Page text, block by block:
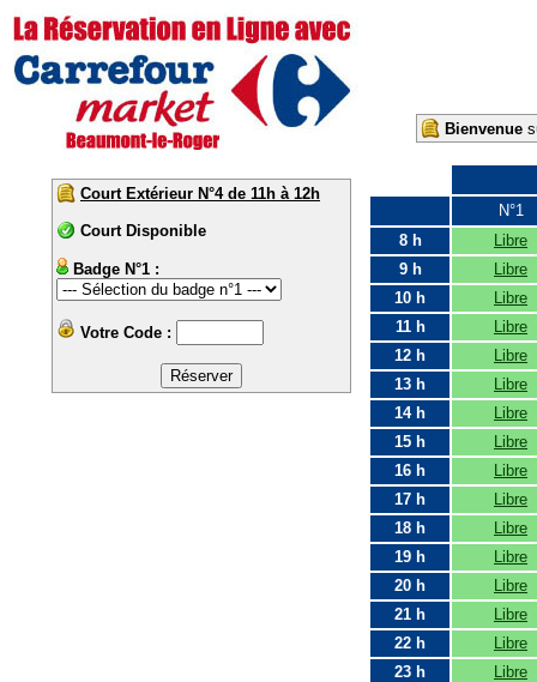
Bienvenue
Court Extérieur N°4 de 11h à 12h
Court Disponible
Badge N°1 :
Votre Code :
N°1
8 h
Libre
9 h
Libre
10 h
Libre
11 h
Libre
12 h
Libre
13 h
Libre
14 h
Libre
15 h
Libre
16 h
Libre
17 h
Libre
18 h
Libre
19 h
Libre
20 h
Libre
21 h
Libre
22 h
Libre
23 h
Libre